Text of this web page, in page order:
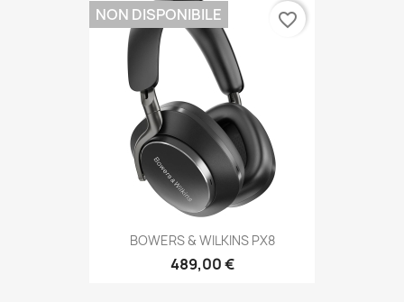
BOWERS & WILKINS PX8
489,00 €
NON DISPONIBILE favorite_border